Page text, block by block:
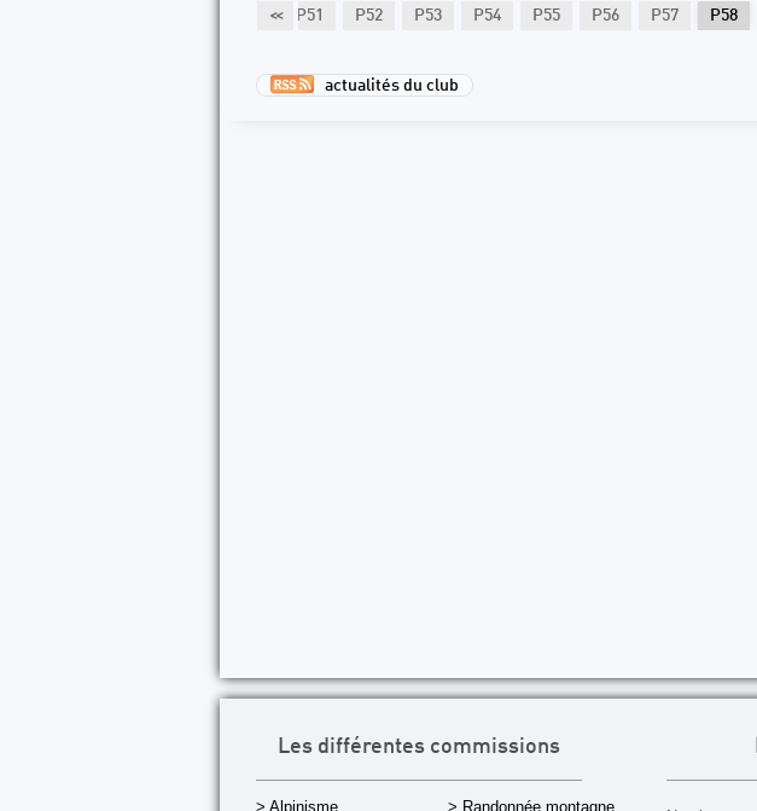
<< P51 P52 P53 P54 P55 P56 P57 P58
actualités du club
Les différentes commissions
> Alpinisme > Randonnée montagne